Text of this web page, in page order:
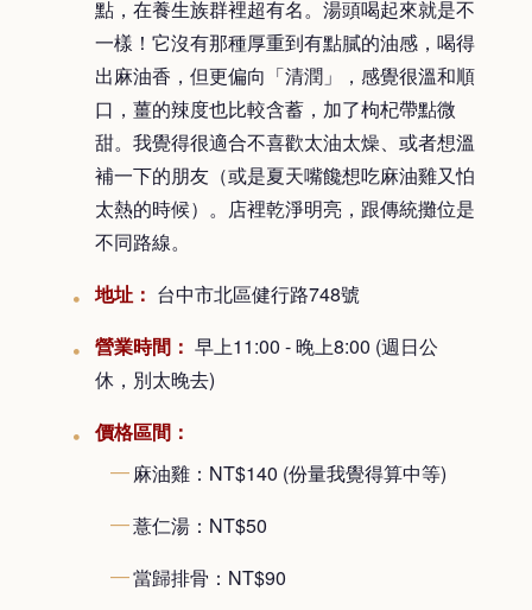
點，在養生族群裡超有名。湯頭喝起來就是不
一樣！它沒有那種厚重到有點膩的油感，喝得
出麻油香，但更偏向「清潤」，感覺很溫和順
口，薑的辣度也比較含蓄，加了枸杞帶點微
甜。我覺得很適合不喜歡太油太燥、或者想溫
補一下的朋友（或是夏天嘴饞想吃麻油雞又怕
太熱的時候）。店裡乾淨明亮，跟傳統攤位是
不同路線。
地址： 台中市北區健行路748號
營業時間： 早上11:00 - 晚上8:00 (週日公
休，別太晚去)
價格區間：
麻油雞：NT$140 (份量我覺得算中等)
薏仁湯：NT$50
當歸排骨：NT$90